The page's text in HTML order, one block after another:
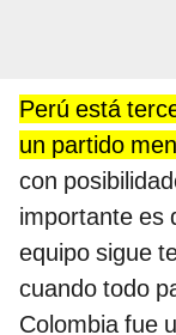
Perú está
un partido
con
importante es
equipo sigue
cuando todo
Colombia fue